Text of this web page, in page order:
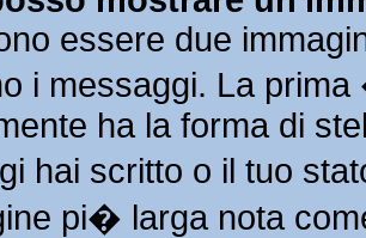
essere due
i messaggi. La
ha la forma di
hai scritto o il tuo
pi� larga nota